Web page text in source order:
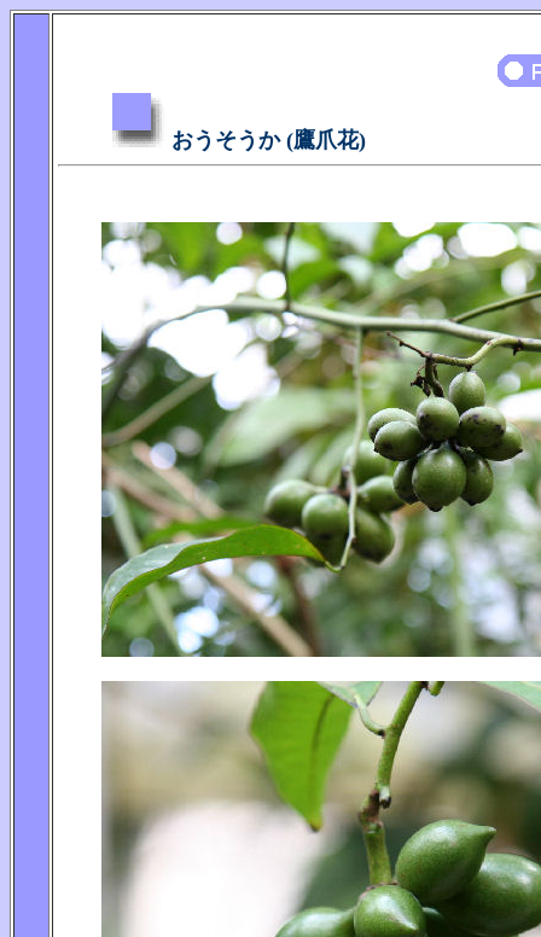
おうそうか (鷹爪花)